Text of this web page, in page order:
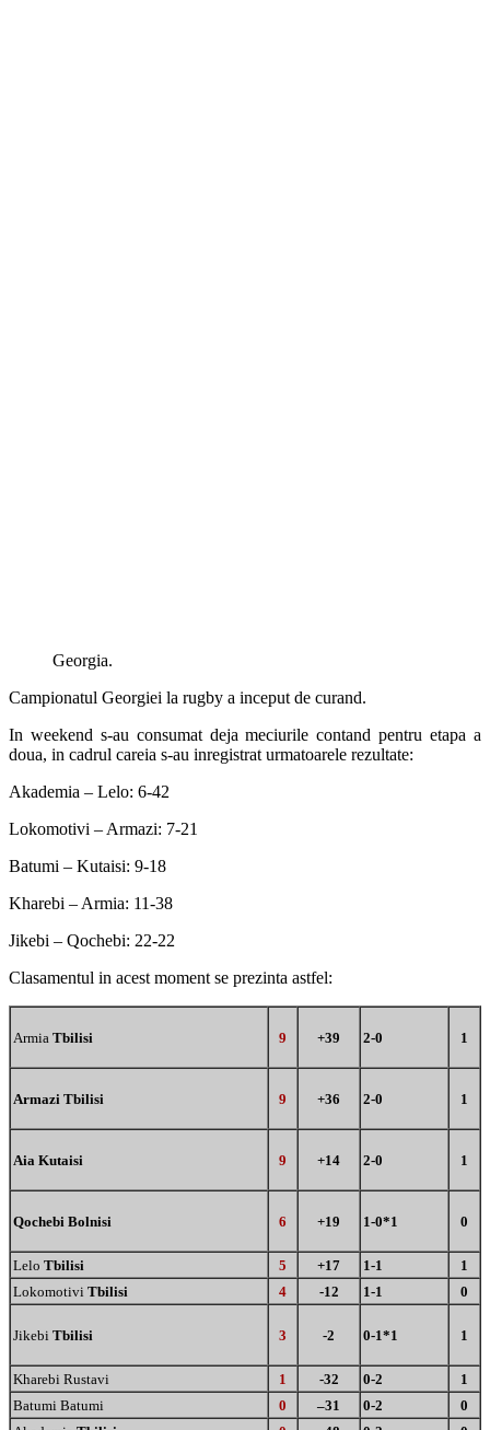
Georgia.
Campionatul Georgiei la rugby a inceput de curand.
In weekend s-au consumat deja meciurile contand pentru etapa a
doua, in cadrul careia s-au inregistrat urmatoarele rezultate:
Akademia – Lelo: 6-42
Lokomotivi – Armazi: 7-21
Batumi – Kutaisi: 9-18
Kharebi – Armia: 11-38
Jikebi – Qochebi: 22-22
Clasamentul in acest moment se prezinta astfel:
Armia Tbilisi 9 +39 2-0 1
Armazi Tbilisi 9 +36 2-0 1
Aia Kutaisi 9 +14 2-0 1
Qochebi Bolnisi 6 +19 1-0*1 0
Lelo Tbilisi 5 +17 1-1
1
Lokomotivi Tbilisi 4 -12 1-1 0
Jikebi Tbilisi 3 -2 0-1*1 1
Kharebi Rustavi 1 -32 0-2
1
Batumi Batumi
0 –31 0-2
0